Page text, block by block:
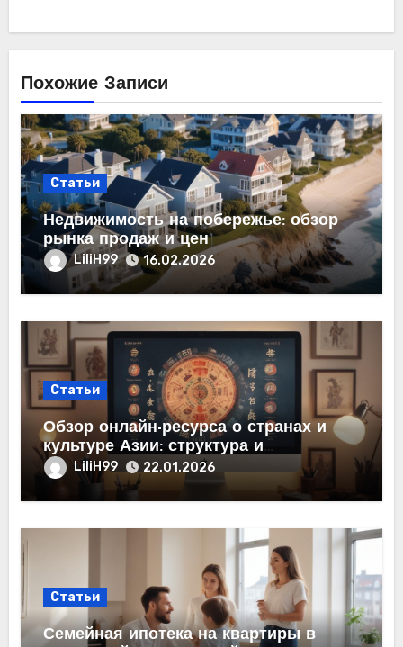
Похожие Записи
Статьи
Недвижимость на побережье: обзор
рынка продаж и цен
LiliH99 16.02.2026
Статьи
Обзор онлайн-ресурса о странах и
культуре Азии: структура и
содержание
LiliH99 22.01.2026
Статьи
Семейная ипотека на квартиры в